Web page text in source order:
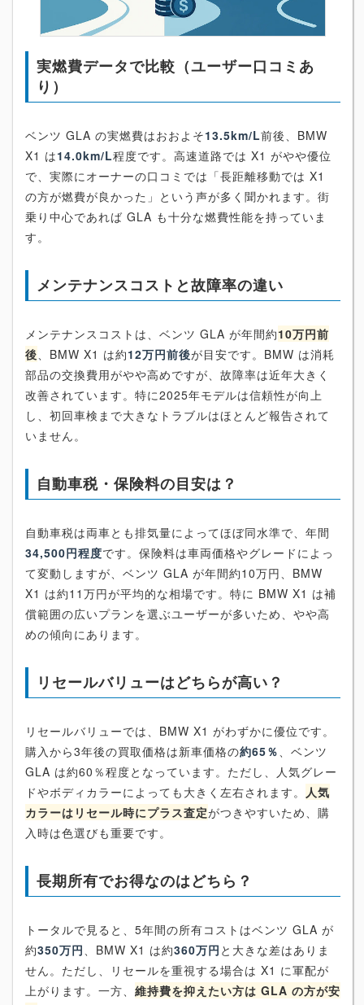
実燃費データで比較（ユーザー口コミあ
り）
ベンツ GLA の実燃費はおおよそ13.5km/L前後、BMW
X1 は14.0km/L程度です。高速道路では X1 がやや優位
で、実際にオーナーの口コミでは「長距離移動では X1
の方が燃費が良かった」という声が多く聞かれます。街
乗り中心であれば GLA も十分な燃費性能を持っていま
す。
メンテナンスコストと故障率の違い
メンテナンスコストは、ベンツ GLA が年間約10万円前
後 、BMW X1 は約12万円前後が目安です。BMW は消耗
部品の交換費用がやや高めですが、故障率は近年大きく
改善されています。特に2025年モデルは信頼性が向上
し、初回車検まで大きなトラブルはほとんど報告されて
いません。
自動車税・保険料の目安は？
自動車税は両車とも排気量によってほぼ同水準で、年間
34,500円程度です。保険料は車両価格やグレードによっ
て変動しますが、ベンツ GLA が年間約10万円、BMW
X1 は約11万円が平均的な相場です。特に BMW X1 は補
償範囲の広いプランを選ぶユーザーが多いため、やや高
めの傾向にあります。
リセールバリューはどちらが高い？
リセールバリューでは、BMW X1 がわずかに優位です。
購入から3年後の買取価格は新車価格の約65％ 、ベンツ
GLA は約60％程度となっています。ただし、人気グレー
ドやボディカラーによっても大きく左右されます。
人気
カラーはリセール時にプラス査定がつきやすいため、購
入時は色選びも重要です。
長期所有でお得なのはどちら？
トータルで見ると、5年間の所有コストはベンツ GLA が
約350万円 、BMW X1 は約360万円 と大きな差はありま
せん。ただし、リセールを重視する場合は X1 に軍配が
上がります。一方、 維持費を抑えたい方は GLA の方が安